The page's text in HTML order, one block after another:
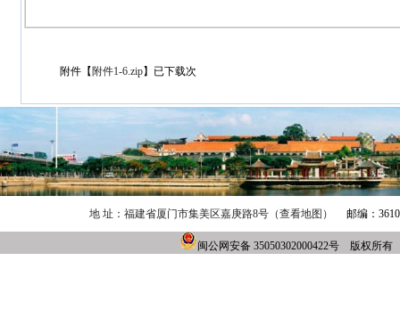
附件【 附件1-6.zip】已下载次
地 址：福建省厦门市集美区嘉庚路8号（查看地图） 邮编：
闽公网安备 35050302000422号 版权所